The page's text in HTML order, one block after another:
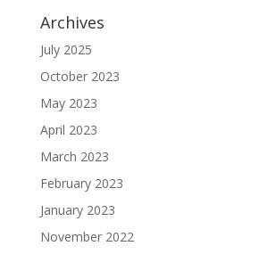
Archives
July 2025
October 2023
May 2023
April 2023
March 2023
February 2023
January 2023
November 2022